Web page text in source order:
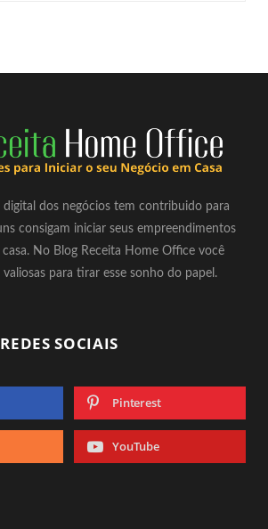
dos negócios tem contribuido para
consigam iniciar seus empreendimentos
No Blog Receita Home Office você
para tirar esse sonho do papel.
SOCIAIS
Pinterest
YouTube